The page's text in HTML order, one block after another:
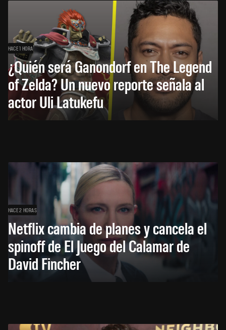
HACE 1 HORA
¿Quién será Ganondorf en The Legend
of Zelda? Un nuevo reporte señala al
actor Uli Latukefu
HACE 2 HORAS
Netflix cambia de planes y cancela el
spinoff de El Juego del Calamar de
David Fincher